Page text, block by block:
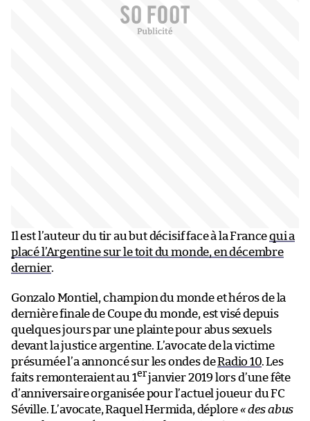
Il est l’auteur du tir au but décisif face à la Francequi a
placé l’Argentine sur le toit du monde, en décembre
dernier.
Gonzalo Montiel, champion du monde et héros de la
dernière finale de Coupe du monde, est visé depuis
quelques jours par une plainte pour abus sexuels
devant la justice argentine. L’avocate de la victime
présumée l’a annoncé sur les ondes deRadio 10. Les
faits remonteraient au 1erjanvier 2019 lors d’une fête
d’anniversaire organisée pour l’actuel joueur du FC
Séville. L’avocate, Raquel Hermida, déplore« des abus